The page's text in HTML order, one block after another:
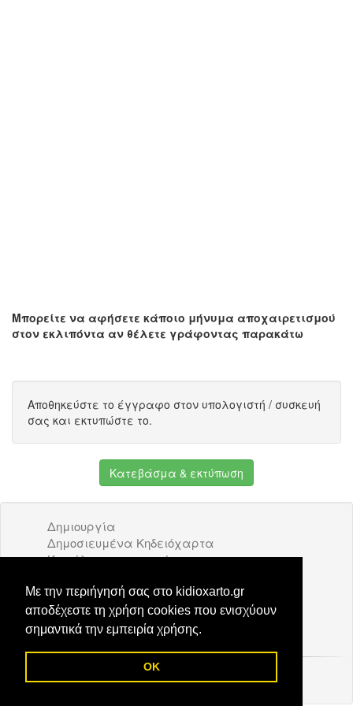
Με την περιήγησή σας στο kidioxarto.gr
αποδέχεστε τη χρήση cookies που ενισχύουν
σημαντικά την εμπειρία χρήσης.
OK
Μπορείτε να αφήσετε κάποιο μήνυμα αποχαιρετισμού
στον εκλιπόντα αν θέλετε γράφοντας παρακάτω
Αποθηκεύστε το έγγραφο στον υπολογιστή / συσκευή
σας και εκτυπώστε το.
Κατεβάσμα & εκτύπωση
Δημιουργία
Δημοσιευμένα Κηδειόχαρτα
Κατάλογος επιχειρήσεων
Διαφήμιση
Επικοινωνία
© 2026 Kidioxarto.gr /Επικοινωνία